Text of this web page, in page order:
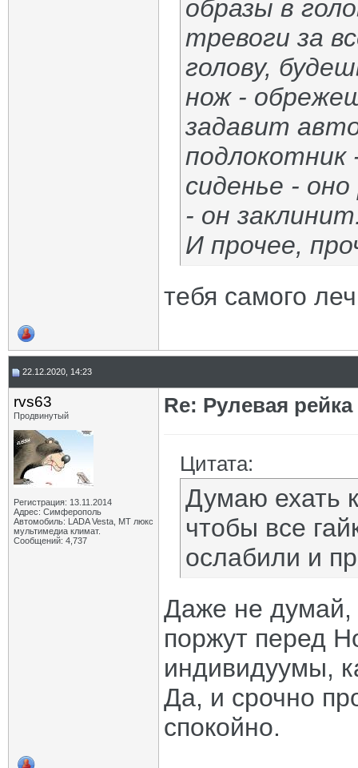
образы в
тревоги за
голову,
нож -
задавит
подлокотник
сиденье -
- он
И прочее,
тебя самого
22.12.2020, 14:23
rvs63
Продвинутый
Регистрация: 13.11.2014
Адрес: Симферополь
Автомобиль: LADA Vesta, МТ люкс
мультимедиа климат.
Сообщений: 4,737
Re: Рулевая рейка
Цитата:
Думаю ехать
чтобы все
ослабили и
Даже не думай,
поржут перед
индивидуумы,
Да, и срочно
спокойно.